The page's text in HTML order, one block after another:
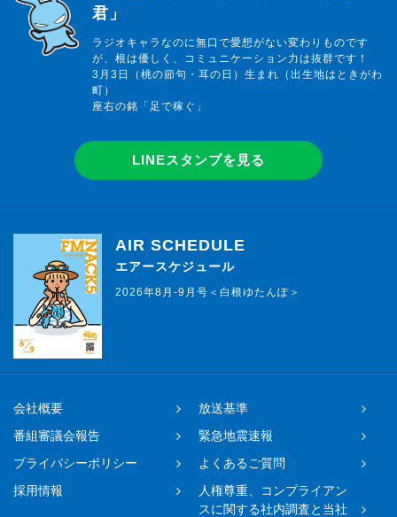
君」
ラジオキャラなのに無口で愛想がない変わりものです
が、根は優しく、コミュニケーション力は抜群です！
3月3日（桃の節句・耳の日）生まれ（出生地はときがわ
町）
座右の銘「足で稼ぐ」
LINEスタンプを見る
AIR SCHEDULE
エアースケジュール
2026年8月-9月号＜白根ゆたんぽ＞
会社概要
放送基準
番組審議会報告
緊急地震速報
プライバシーポリシー
よくあるご質問
採用情報
人権尊重、コンプライアン
スに関する社内調査と当社